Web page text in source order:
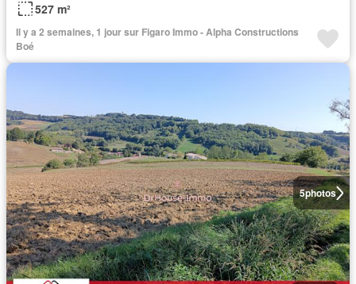
527 m²
Il y a 2 semaines, 1 jour sur Figaro Immo - Alpha Constructions
Boé
5photos